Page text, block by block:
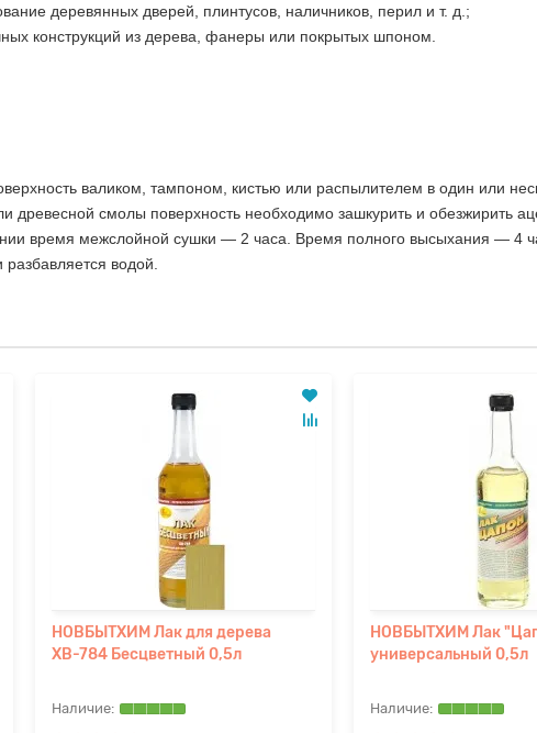
деревянных дверей, плинтусов, наличников, перил и т. д.;
конструкций из дерева, фанеры или покрытых шпоном.
валиком, тампоном, кистью или распылителем в один или
древесной смолы поверхность необходимо зашкурить и обезжирить
время межслойной сушки — 2 часа. Время полного высыхания — 4
водой.
НОВБЫТХИМ Лак для дерева
ХВ-784 Бесцветный 0,5л
НОВБЫТХИМ Лак
универсальный 0,5л